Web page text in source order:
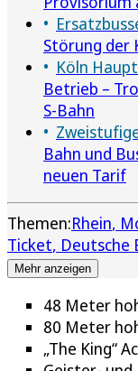
Störung der
Köln
Betrieb –
S-Bahn
Bahn und
neuen Tarif
Themen:Rhein
Ticket Deutsche
Mehr anzeigen
48 Meter
80 Meter
„The King“